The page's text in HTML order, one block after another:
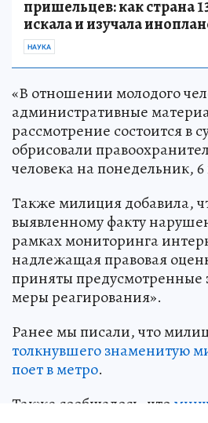
пришельцев: как страна
искала и изучала
НАУКА
«В отношении молодого
административные
рассмотрение состоится в
обрисовали
человека на понедельник,
Также милиция добавила,
выявленному факту
рамках мониторинга
надлежащая правовая
приняты предусмотренные
меры реагирования».
Ранее мы писали, что
толкнувшего знаменитую
поет в метро.
Также сообщалось, что